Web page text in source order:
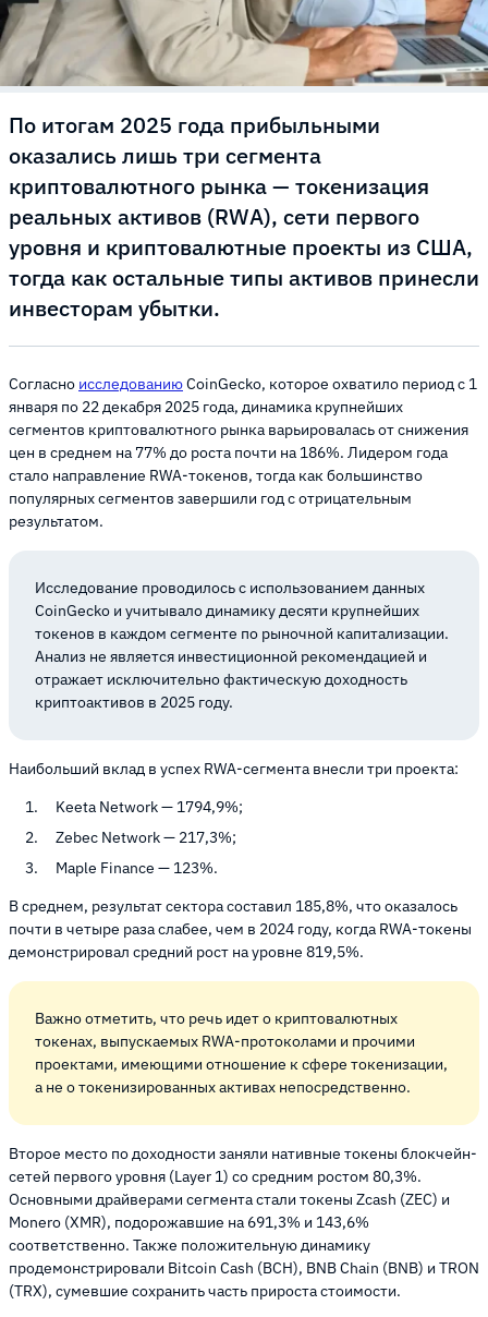
По итогам 2025 года прибыльными
оказались лишь три сегмента
криптовалютного рынка — токенизация
реальных активов (RWA), сети первого
уровня и криптовалютные проекты из США,
тогда как остальные типы активов принесли
инвесторам убытки.
Согласно исследованиюCoinGecko, которое охватило период с 1
января по 22 декабря 2025 года, динамика крупнейших
сегментов криптовалютного рынка варьировалась от снижения
цен в среднем на 77% до роста почти на 186%. Лидером года
стало направление RWA-токенов, тогда как большинство
популярных сегментов завершили год с отрицательным
результатом.
Исследование проводилось с использованием данных
CoinGecko и учитывало динамику десяти крупнейших
токенов в каждом сегменте по рыночной капитализации.
Анализ не является инвестиционной рекомендацией и
отражает исключительно фактическую доходность
криптоактивов в 2025 году.
Наибольший вклад в успех RWA-сегмента внесли три проекта:
Keeta Network— 1794,9%;
Zebec Network— 217,3%;
Maple Finance — 123%.
В среднем, результат сектора составил 185,8%, что оказалось
почти в четыре раза слабее, чем в 2024 году, когда RWA-токены
демонстрировал средний рост на уровне 819,5%.
Важно отметить, что речь идет о криптовалютных
токенах, выпускаемых RWA-протоколами и прочими
проектами, имеющими отношение к сфере токенизации,
а не о токенизированных активах непосредственно.
Второе место по доходности заняли нативные токены блокчейн-
сетей первого уровня (Layer 1) со средним ростом 80,3%.
Основными драйверами сегмента стали токены Zcash (ZEC) и
Monero (XMR), подорожавшие на 691,3% и 143,6%
соответственно. Также положительную динамику
продемонстрировали Bitcoin Cash (BCH), BNB Chain (BNB) и TRON
(TRX), сумевшие сохранить часть прироста стоимости.